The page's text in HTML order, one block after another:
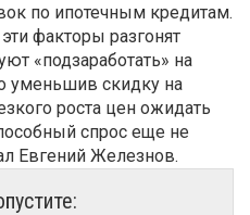
по ипотечным кредитам.
факторы разгонят
«подзаработать» на
уменьшив скидку на
роста цен ожидать
спрос еще не
Евгений Железнов.